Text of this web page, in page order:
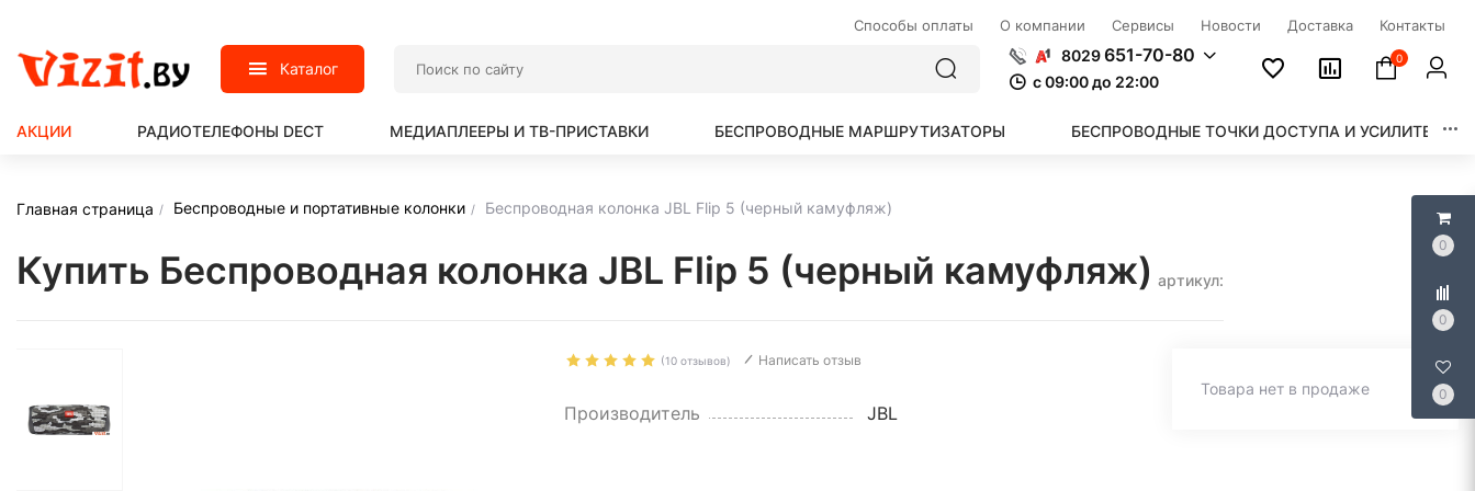
0
0
0
Способы оплаты О компании Сервисы Новости Доставка Контакты
Каталог
8029651-70-80
c 09:00 до 22:00
0
АКЦИИ РАДИОТЕЛЕФОНЫ DECT МЕДИАПЛЕЕРЫ И ТВ-ПРИСТАВКИ БЕСПРОВОДНЫЕ МАРШРУТИЗАТОРЫ БЕСПРОВОДНЫЕ ТОЧКИ ДОСТУПА И УСИЛИТЕЛИ
Главная страница Беспроводные и портативные колонки Беспроводная колонка JBL Flip 5 (черный камуфляж)
Купить Беспроводная колонка JBL Flip 5 (черный камуфляж) артикул:
(10 отзывов) Написать отзыв
Производитель JBL
Товара нет в продаже